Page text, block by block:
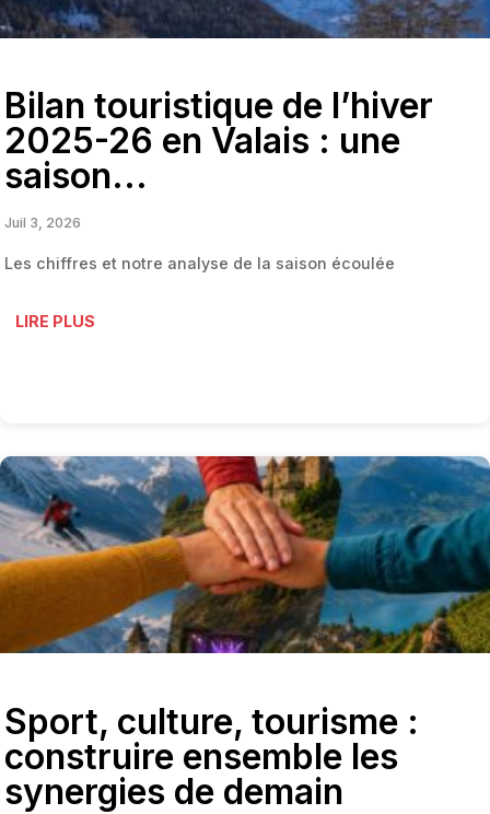
Bilan touristique de l’hiver
2025-26 en Valais : une
saison...
Juil 3, 2026
Les chiffres et notre analyse de la saison écoulée
LIRE PLUS
Sport, culture, tourisme :
construire ensemble les
synergies de demain